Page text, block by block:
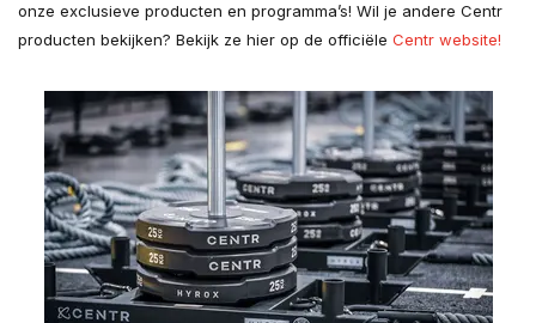
onze exclusieve producten en programma’s! Wil je andere Centr
producten bekijken? Bekijk ze hier op de officiële Centr website!